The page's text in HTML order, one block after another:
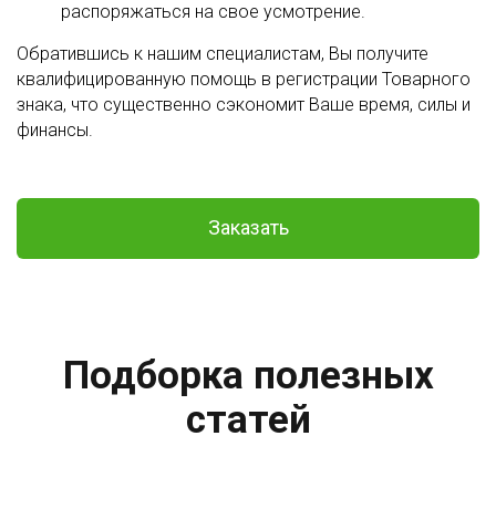
распоряжаться на свое усмотрение.
Обратившись к нашим специалистам, Вы получите
квалифицированную помощь в регистрации Товарного
знака, что существенно сэкономит Ваше время, силы и
финансы.
Заказать
Подборка полезных
статей